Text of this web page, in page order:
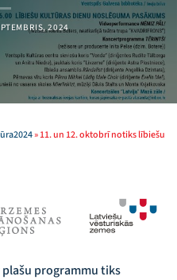
2024
»11. un 12. oktobrī notiks lībiešu
plašu programmu tiks